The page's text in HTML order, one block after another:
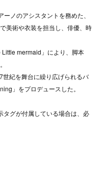
ノのアシスタントを務めた、
美術や衣装を担当し、俳優、時
mermaid」により、脚本
紀を舞台に繰り広げられるバ
」をプロデュースした。
タグが付属している場合は、必